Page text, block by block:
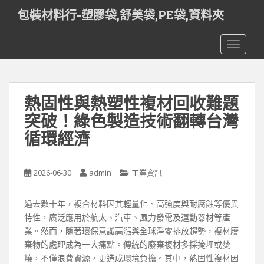
t
包裝材料行-塑膠袋,舒美袋,PE袋,資料夾
熱固性與熱塑性複材回收難題
突破！綠色製造技術翻轉台灣
循環經濟
2026-06-30 admin 工業資訊
過去數十年，複合材料因其輕量化、高強度與耐腐蝕等優異
特性，廣泛應用於航太、汽車、風力發電及運動器材等產
業。然而，隨著環保意識高漲與全球淨零排放趨勢，複材廢
棄物的處理成為一大痛點。傳統的廢棄複材多採掩埋或焚
燒，不僅浪費資源，更造成環境負擔。其中，熱固性複材因